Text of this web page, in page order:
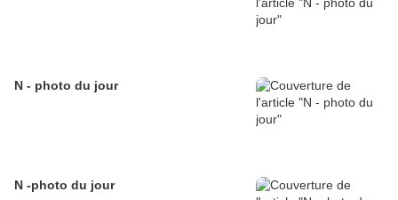
N - photo du jour
N -photo du jour